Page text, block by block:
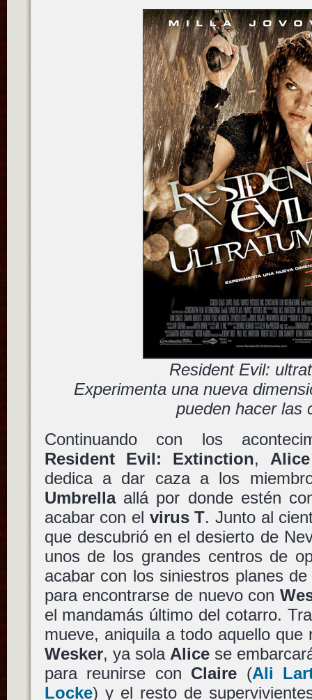
Resident Evil:
Experimenta una nueva
pueden hacer las
Continuando con los
Resident Evil: Extinction, Alice
dedica a dar caza a los
Umbrellaallá por donde estén
acabar con el virus T. Junto al
que descubrió en el desierto de
unos de los grandes centros de
acabar con los siniestros planes
para encontrarse de nuevo con
el mandamás último del cotarro.
mueve, aniquila a todo aquello que
Wesker, ya sola Alicese
para reunirse con Claire (Ali
Locke) y el resto de